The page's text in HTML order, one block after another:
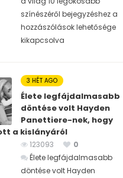
színészéről bejegyzéshez a
hozzászólások lehetősége
kikapcsolva
3 HÉT AGO
Élete legfájdalmasabb
döntése volt Hayden
Panettiere-nek, hogy
a kislányáról
123093
0
Élete legfájdalmasabb
döntése volt Hayden